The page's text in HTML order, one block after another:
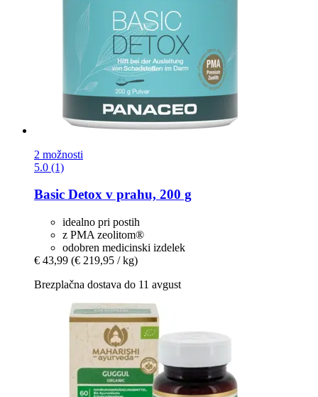
2 možnosti
5.0 (1)
Basic Detox v prahu, 200 g
idealno pri postih
z PMA zeolitom®
odobren medicinski izdelek
€ 43,99 (€ 219,95 / kg)
Brezplačna dostava do 11 avgust